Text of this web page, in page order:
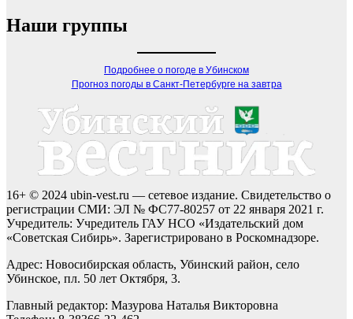
Наши группы
Подробнее о погоде в Убинском
Прогноз погоды в Санкт-Петербурге на завтра
16+ © 2024 ubin-vest.ru — сетевое издание. Свидетельство о
регистрации СМИ: ЭЛ № ФС77-80257 от 22 января 2021 г.
Учредитель: Учредитель ГАУ НСО «Издательский дом
«Советская Сибирь». Зарегистрировано в Роскомнадзоре.
Адрес: Новосибирская область, Убинский район, село
Убинское, пл. 50 лет Октября, 3.
Главный редактор: Мазурова Наталья Викторовна